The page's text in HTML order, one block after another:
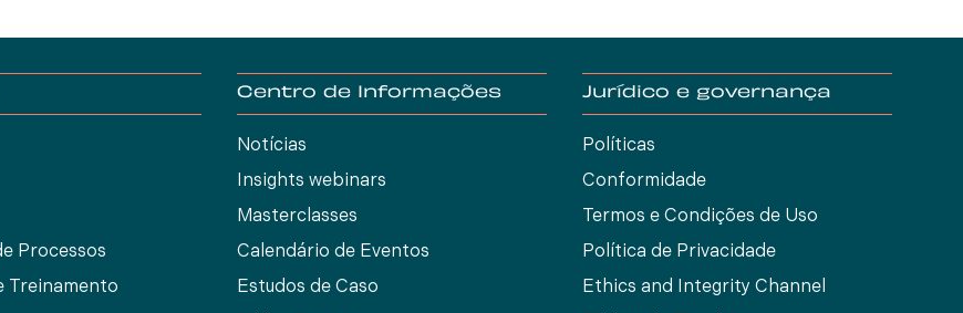
Processos
Treinamento
Centro de Informações
Notícias
Insights webinars
Masterclasses
Calendário de Eventos
Estudos de Caso
Jurídico e governança
Políticas
Conformidade
Termos e Condições de Uso
Política de Privacidade
Ethics and Integrity Channel